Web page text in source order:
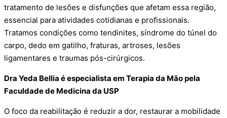
tratamento de lesões e disfunções que afetam essa região,
essencial para atividades cotidianas e profissionais.
Tratamos condições como tendinites, síndrome do túnel do
carpo, dedo em gatilho, fraturas, artroses, lesões
ligamentares e traumas pós-cirúrgicos.
Dra Yeda Bellia é especialista em Terapia da Mão pela
Faculdade de Medicina da USP
O foco da reabilitação é reduzir a dor, restaurar a mobilidade